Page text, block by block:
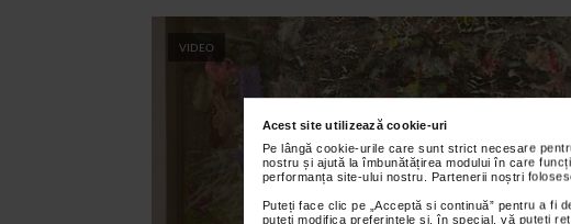
Acest site utilizează cookie-uri
Pe lângă cookie-urile care sunt strict necesare
nostru și ajută la îmbunătățirea modului în care
performanța site-ului nostru. Partenerii noștri
Puteți face clic pe „Acceptă si continuă” pentru a fi
puteți modifica preferințele și, în special, vă puteți
VIDEO